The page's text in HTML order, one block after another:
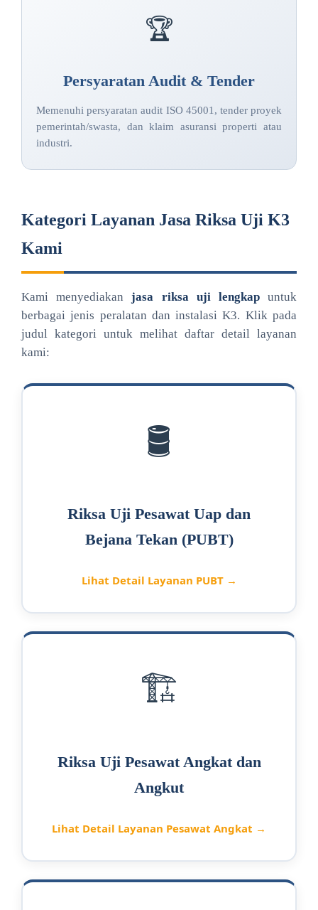
🏆
Persyaratan Audit & Tender
Memenuhi persyaratan audit ISO 45001, tender proyek
pemerintah/swasta, dan klaim asuransi properti atau
industri.
Kategori Layanan Jasa Riksa Uji K3
Kami
Kami menyediakanjasa riksa uji lengkapuntuk
berbagai jenis peralatan dan instalasi K3. Klik pada
judul kategori untuk melihat daftar detail layanan
kami:
🛢️
Riksa Uji Pesawat Uap dan
Bejana Tekan (PUBT)
Lihat Detail Layanan PUBT →
🏗️
Riksa Uji Pesawat Angkat dan
Angkut
Lihat Detail Layanan Pesawat Angkat →